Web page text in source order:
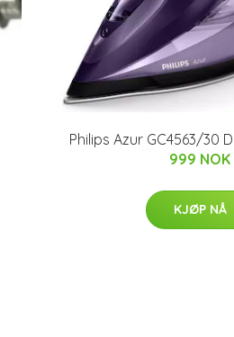
Philips Azur GC4563/30
999 NOK
KJØP NÅ